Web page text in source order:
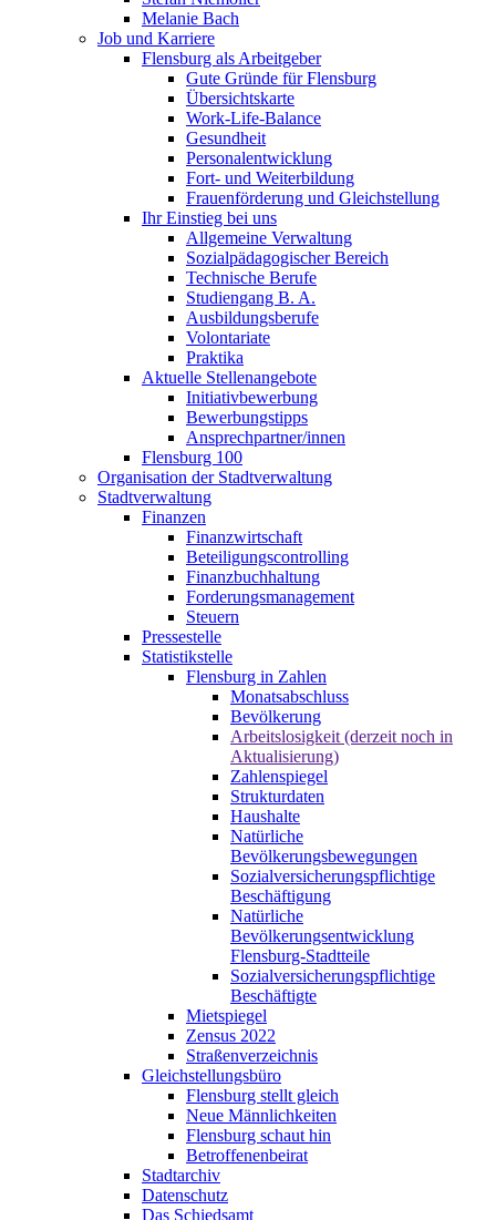
Melanie Bach
Job und Karriere
Flensburg als Arbeitgeber
Gute Gründe für Flensburg
Übersichtskarte
Work-Life-Balance
Gesundheit
Personalentwicklung
Fort- und Weiterbildung
Frauenförderung und Gleichstellung
Ihr Einstieg bei uns
Allgemeine Verwaltung
Sozialpädagogischer Bereich
Technische Berufe
Studiengang B. A.
Ausbildungsberufe
Volontariate
Praktika
Aktuelle Stellenangebote
Initiativbewerbung
Bewerbungstipps
Ansprechpartner/innen
Flensburg 100
Organisation der Stadtverwaltung
Stadtverwaltung
Finanzen
Finanzwirtschaft
Beteiligungscontrolling
Finanzbuchhaltung
Forderungsmanagement
Steuern
Pressestelle
Statistikstelle
Flensburg in Zahlen
Monatsabschluss
Bevölkerung
Arbeitslosigkeit (derzeit noch in
Aktualisierung)
Zahlenspiegel
Strukturdaten
Haushalte
Natürliche
Bevölkerungsbewegungen
Sozialversicherungspflichtige
Beschäftigung
Natürliche
Bevölkerungsentwicklung
Flensburg-Stadtteile
Sozialversicherungspflichtige
Beschäftigte
Mietspiegel
Zensus 2022
Straßenverzeichnis
Gleichstellungsbüro
Flensburg stellt gleich
Neue Männlichkeiten
Flensburg schaut hin
Betroffenenbeirat
Stadtarchiv
Datenschutz
Das Schiedsamt